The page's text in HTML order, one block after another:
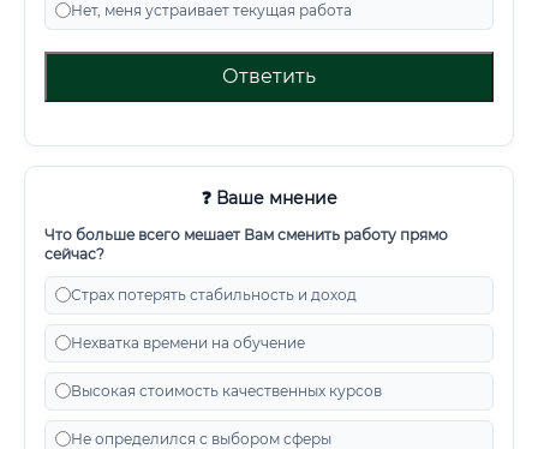
Нет, меня устраивает текущая работа
Ответить
❓ Ваше мнение
Что больше всего мешает Вам сменить работу прямо
сейчас?
Страх потерять стабильность и доход
Нехватка времени на обучение
Высокая стоимость качественных курсов
Не определился с выбором сферы